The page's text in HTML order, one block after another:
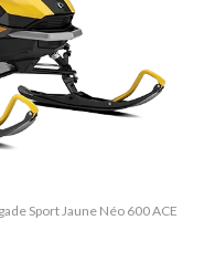
Sport Jaune Néo 600 ACE